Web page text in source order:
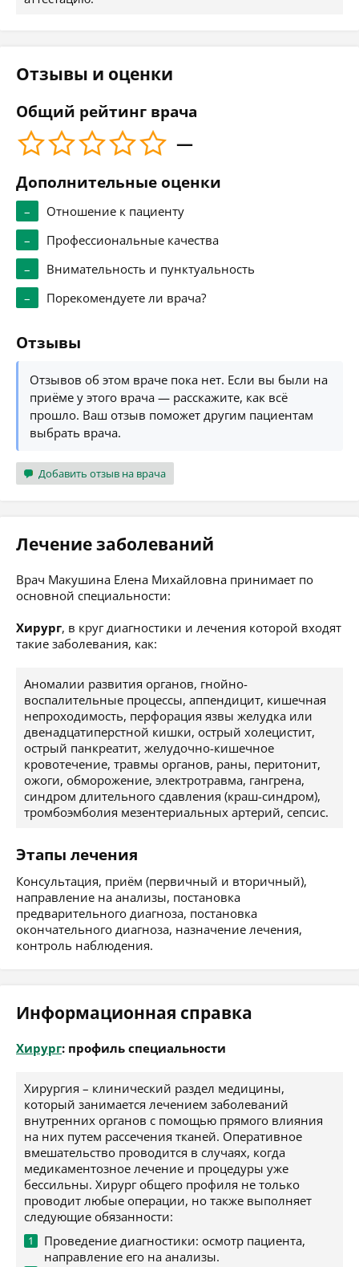
Отзывы и оценки
Общий рейтинг врача
—
Дополнительные оценки
–
Отношение к пациенту
–
Профессиональные качества
–
Внимательность и пунктуальность
–
Порекомендуете ли врача?
Отзывы
Отзывов об этом враче пока нет. Если вы были на
приёме у этого врача — расскажите, как всё
прошло. Ваш отзыв поможет другим пациентам
выбрать врача.
Добавить отзыв на врача
Лечение заболеваний
Врач Макушина Елена Михайловна принимает по
основной специальности:
Хирург, в круг диагностики и лечения которой входят
такие заболевания, как:
Аномалии развития органов, гнойно-
воспалительные процессы, аппендицит, кишечная
непроходимость, перфорация язвы желудка или
двенадцатиперстной кишки, острый холецистит,
острый панкреатит, желудочно-кишечное
кровотечение, травмы органов, раны, перитонит,
ожоги, обморожение, электротравма, гангрена,
синдром длительного сдавления (краш-синдром),
тромбоэмболия мезентериальных артерий, сепсис.
Этапы лечения
Консультация, приём (первичный и вторичный),
направление на анализы, постановка
предварительного диагноза, постановка
окончательного диагноза, назначение лечения,
контроль наблюдения.
Информационная справка
Хирург: профиль специальности
Хирургия – клинический раздел медицины,
который занимается лечением заболеваний
внутренних органов с помощью прямого влияния
на них путем рассечения тканей. Оперативное
вмешательство проводится в случаях, когда
медикаментозное лечение и процедуры уже
бессильны. Хирург общего профиля не только
проводит любые операции, но также выполняет
следующие обязанности:
Проведение диагностики: осмотр пациента,
направление его на анализы.